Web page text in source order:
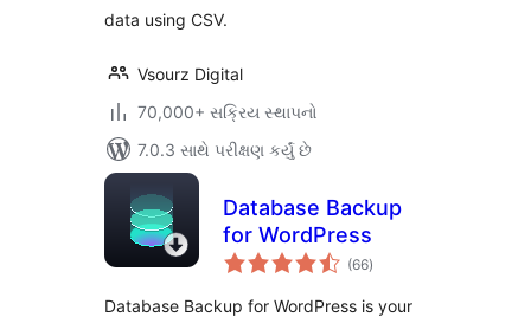
data using CSV.
Vsourz Digital
70,000+ સક્રિય સ્થાપનો
7.0.3 સાથે પરીક્ષણ કર્યું છે
Database Backup
for WordPress
(66કુલ
રેટિંગ્સ
)
Database Backup for WordPress is your